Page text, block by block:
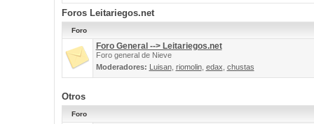
Foros Leitariegos.net
Foro
Foro General --> Leitariegos.net
Foro general de Nieve
Moderadores: Luisan, riomolin, edax chustas
Otros
Foro